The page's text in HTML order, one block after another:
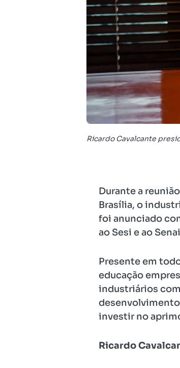
Ricardo Cavalcante
Durante a
Brasília, o
foi anunciado
ao Sesi e ao
Presente em
educação
industriários
investir no
Ricardo